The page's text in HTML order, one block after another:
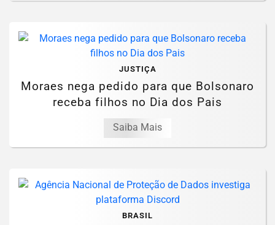
JUSTIÇA
Moraes nega pedido para que Bolsonaro
receba filhos no Dia dos Pais
Saiba Mais
BRASIL